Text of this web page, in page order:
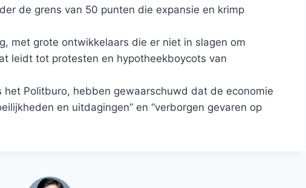
de grens van 50 punten die expansie en krimp
met grote ontwikkelaars die er niet in slagen om
leidt tot protesten en hypotheekboycots van
Politburo, hebben gewaarschuwd dat de economie
en uitdagingen” en “verborgen gevaren op